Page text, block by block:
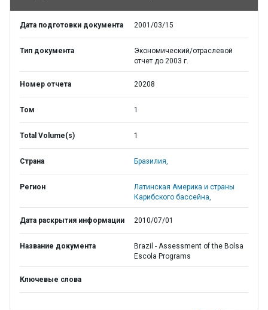
Дата подготовки документа 2001/03/15
Тип документа
Экономический/отраслевой
отчет до 2003 г.
Номер отчета 20208
Том 1
Total Volume(s) 1
Страна Бразилия,
Регион
Латинская Америка и страны
Карибского бассейна,
Дата раскрытия информации 2010/07/01
Название документа
Brazil - Assessment of the Bolsa
Escola Programs
Ключевые слова